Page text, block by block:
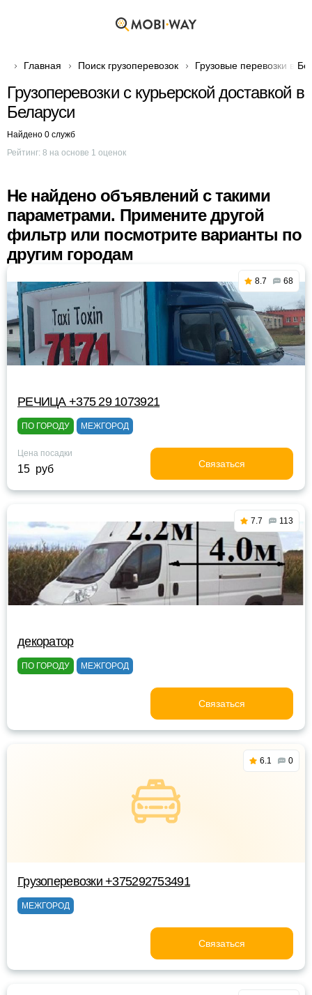
Главная Поиск грузоперевозок Грузовые перевозки в
Грузоперевозки с курьерской доставкой в
Беларуси
Найдено 0 служб
Рейтинг: 8 на основе 1 оценок
Не найдено объявлений с такими
параметрами. Примените другой
фильтр или посмотрите варианты по
другим городам
8.7 68
РЕЧИЦА +375 29 1073921
ПО ГОРОДУ МЕЖГОРОД
Цена посадки
15 руб Связаться
7.7 113
декоратор
ПО ГОРОДУ МЕЖГОРОД
Связаться
6.1 0
Грузоперевозки +375292753491
МЕЖГОРОД
Связаться